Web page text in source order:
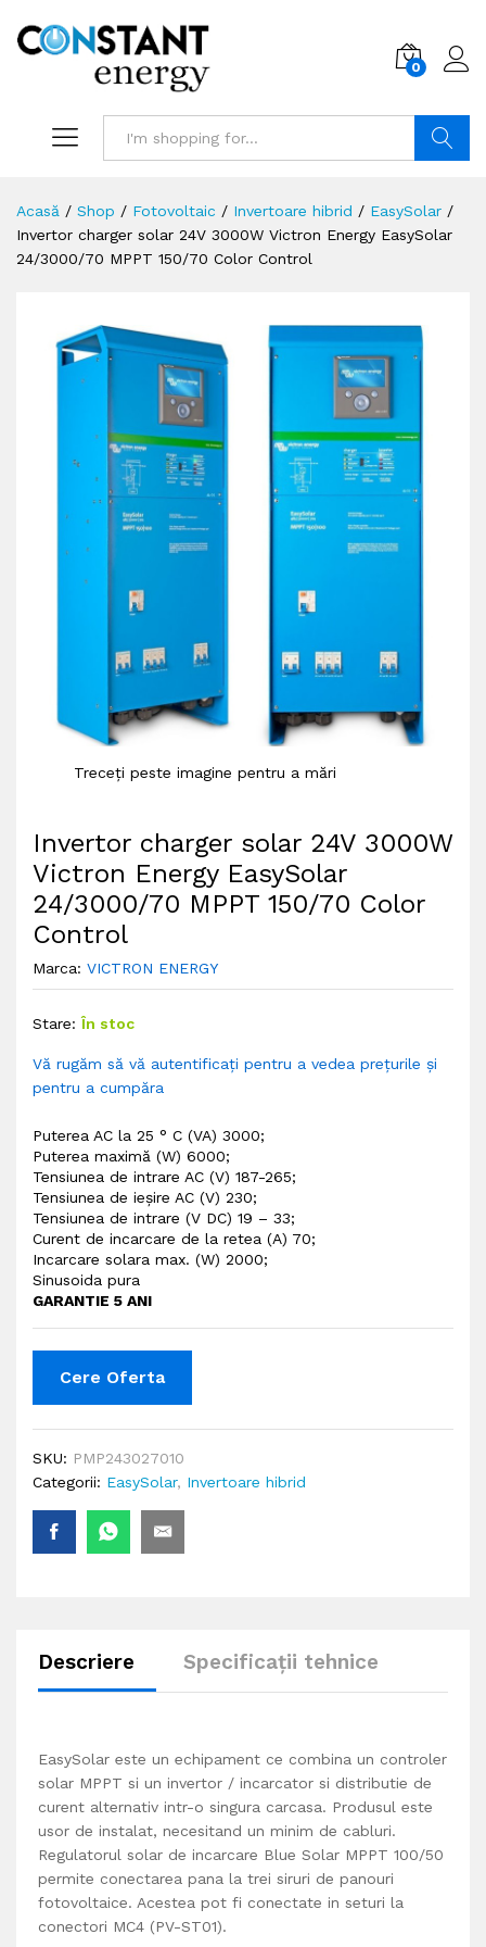
0
Acasă / Shop / Fotovoltaic / Invertoare hibrid / EasySolar /
Invertor charger solar 24V 3000W Victron Energy EasySolar
24/3000/70 MPPT 150/70 Color Control
Treceți peste imagine pentru a mări
Invertor charger solar 24V 3000W
Victron Energy EasySolar
24/3000/70 MPPT 150/70 Color
Control
Marca: VICTRON ENERGY
Stare: În stoc
Vă rugăm să vă autentificați pentru a vedea prețurile și
pentru a cumpăra
Puterea AC la 25 ° C (VA) 3000;
Puterea maximă (W) 6000;
Tensiunea de intrare AC (V) 187-265;
Tensiunea de ieșire AC (V) 230;
Tensiunea de intrare (V DC) 19 – 33;
Curent de incarcare de la retea (A) 70;
Incarcare solara max. (W) 2000;
Sinusoida pura
GARANTIE 5 ANI
Cere Oferta
SKU: PMP243027010
Categorii: EasySolar, Invertoare hibrid
Descriere Specificații tehnice
EasySolar este un echipament ce combina un controler
solar MPPT si un invertor / incarcator si distributie de
curent alternativ intr-o singura carcasa. Produsul este
usor de instalat, necesitand un minim de cabluri.
Regulatorul solar de incarcare Blue Solar MPPT 100/50
permite conectarea pana la trei siruri de panouri
fotovoltaice. Acestea pot fi conectate in seturi la
conectori MC4 (PV-ST01).